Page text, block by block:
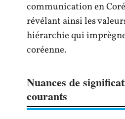
communication en
révélant ainsi les
hiérarchie qui
coréenne.
Nuances de
courants